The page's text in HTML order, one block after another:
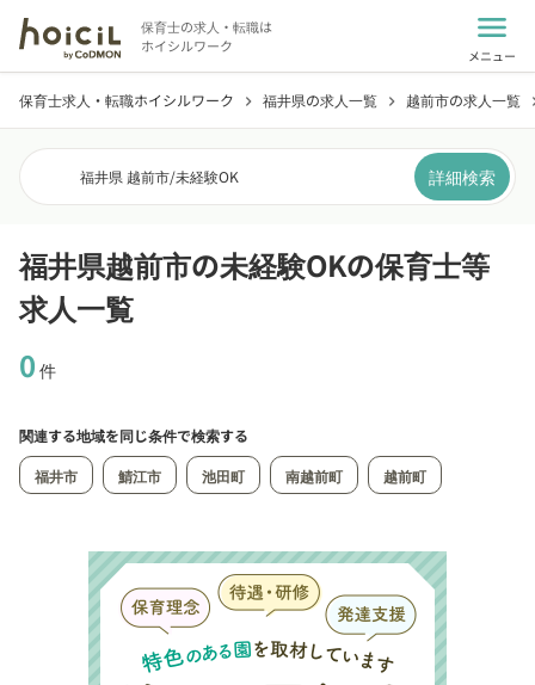
保育士の求人・転職は
ホイシルワーク
menu
メニュー
保育士求人・転職ホイシルワーク chevron_right 福井県の求人一覧 chevron_right 越前市の求人一覧
福井県 越前市/未経験OK 詳細検索
福井県越前市の未経験OKの保育士等
求人一覧
0 件
関連する地域を同じ条件で検索する
福井市
鯖江市 池田町 南越前町 越前町